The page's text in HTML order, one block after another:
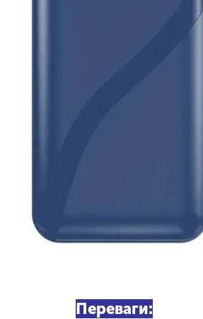
Переваги: